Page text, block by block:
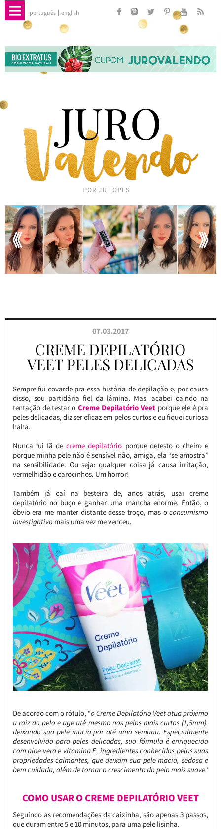
português english
07.03.2017
CREME DEPILATÓRIO
VEET PELES DELICADAS
Sempre fui covarde pra essa história de depilação e, por causa
disso, sou partidária fiel da lâmina. Mas, acabei caindo na
tentação de testar o Creme Depilatório Veet porque ele é pra
peles delicadas, diz ser eficaz em pelos curtos e eu fiquei curiosa
haha.
Nunca fui fã de creme depilatório porque detesto o cheiro e
porque minha pele não é sensível não, amiga, ela “se amostra”
na sensibilidade. Ou seja: qualquer coisa já causa irritação,
vermelhidão e carocinhos. Um horror!
Também já caí na besteira de, anos atrás, usar creme
depilatório no buço e ganhar uma mancha enorme. Então, o
óbvio era me manter distante desse troço, mas oconsumismo
investigativo mais uma vez me venceu.
De acordo com o rótulo, “o Creme Depilatório Veet atua próximo
a raiz do pelo e age até mesmo nos pelos mais curtos (1,5mm),
deixando sua pele macia por até uma semana. Especialmente
desenvolvida para peles delicadas, sua fórmula é enriquecida
com aloe vera e vitamina E, ingredientes conhecidos pelas suas
propriedades calmantes, que deixam sua pele macia, sedosa e
bem cuidada, além de tornar o crescimento do pelo mais suave.’
COMO USAR O CREME DEPILATÓRIO VEET
Seguindo as recomendações da caixinha, são apenas 3 passos,
que duram entre 5 e 10 minutos, para uma pele lisinha.